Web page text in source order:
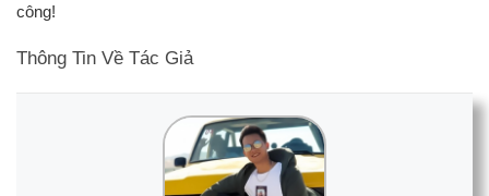
công!
Thông Tin Về Tác Giả